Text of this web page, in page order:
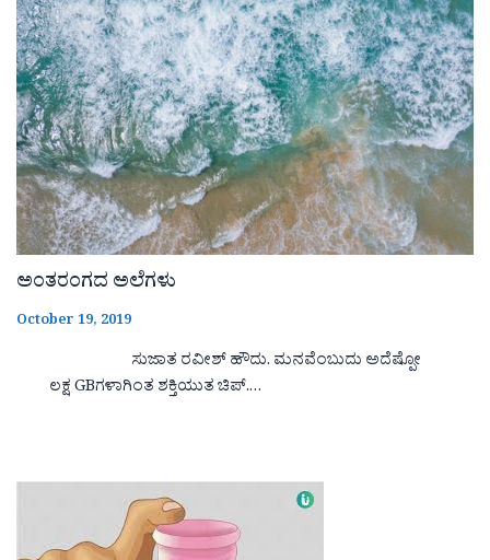
ಅಂತರಂಗದ ಅಲೆಗಳು
October 19, 2019
ಸುಜಾತ ರವೀಶ್ ಹೌದು. ಮನವೆಂಬುದು ಅದೆಷ್ಪೋ
ಲಕ್ಷ GBಗಳಾಗಿಂತ ಶಕ್ತಿಯುತ ಚಿಪ್.…